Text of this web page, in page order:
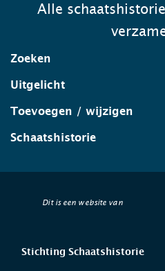
Alle
Zoeken
Uitgelicht
Toevoegen / wijzigen
Schaatshistorie
Dit is een website van
Stichting Schaatshistorie